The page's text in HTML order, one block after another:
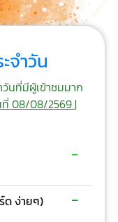
จำวัน
นที่มีผู้เข้าชมมาก
08/08/2569 |
-
ด ง่ายๆ) -